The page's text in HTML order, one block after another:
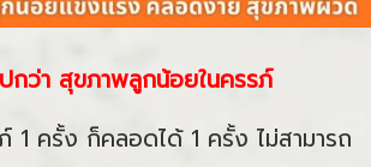
กว่า สุขภาพลูกน้อยในครรภ์
1 ครั้ง ก็คลอดได้ 1 ครั้ง ไม่สามารถ